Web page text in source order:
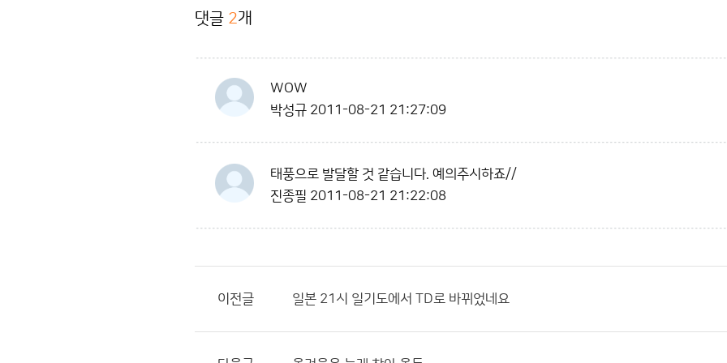
댓글 2개
WOW
박성규 2011-08-21 21:27:09
태풍으로 발달할 것 같습니다. 예의주시하죠//
진종필 2011-08-21 21:22:08
이전글 일본 21시 일기도에서 TD로 바뀌었네요